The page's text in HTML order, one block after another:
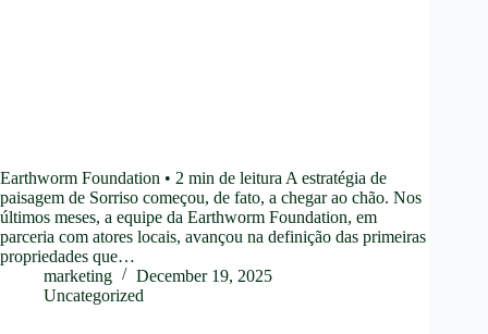
Earthworm Foundation • 2 min de leitura A estratégia de
paisagem de Sorriso começou, de fato, a chegar ao chão. Nos
últimos meses, a equipe da Earthworm Foundation, em
parceria com atores locais, avançou na definição das primeiras
propriedades que…
marketing
December 19, 2025
Uncategorized